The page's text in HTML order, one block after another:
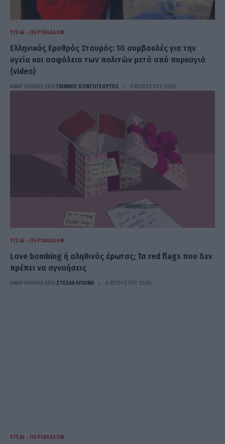
ΥΓΕΊΑ - ΠΕΡΙΒΆΛΛΟΝ
Ελληνικός Ερυθρός Σταυρός: 10 συμβουλές για την
υγεία και ασφάλεια των πολιτών μετά από πυρκαγιά
(video)
ΑΝΑΡΤΗΘΗΚΕ ΑΠΟ ΓΙΆΝΝΗΣ ΚΟΝΤΟΓΕΏΡΓΟΣ 5 ΑΥΓΟΎΣΤΟΥ 2026
ΥΓΕΊΑ - ΠΕΡΙΒΆΛΛΟΝ
Love bombing ή αληθινός έρωτας; Τα red flags που δεν
πρέπει να αγνοήσεις
ΑΝΑΡΤΗΘΗΚΕ ΑΠΟ ΣΤΈΛΛΑ ΛΊΤΑΙΝΑ 4 ΑΥΓΟΎΣΤΟΥ 2026
ΥΓΕΊΑ - ΠΕΡΙΒΆΛΛΟΝ